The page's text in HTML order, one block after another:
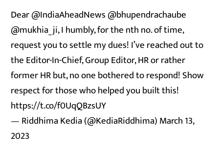
Dear@IndiaAheadNews@bhupendrachaube
@mukhia_ji, I humbly, for the nth no. of time,
request you to settle my dues! I’ve reached out to
the Editor-In-Chief, Group Editor, HR or rather
former HR but, no one bothered to respond! Show
respect for those who helped you built this!
https://t.co/f0UqQBzsUY
— Riddhima Kedia (@KediaRiddhima)March 13,
2023